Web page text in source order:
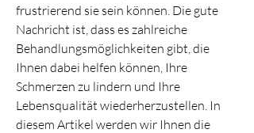
frustrierend sie sein können. Die gute
Nachricht ist, dass es zahlreiche
Behandlungsmöglichkeiten gibt, die
Ihnen dabei helfen können, Ihre
Schmerzen zu lindern und Ihre
Lebensqualität wiederherzustellen. In
diesem Artikel werden wir Ihnen die